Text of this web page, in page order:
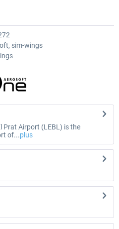
sim-wings
Prat Airport (LEBL) is the
of...plus